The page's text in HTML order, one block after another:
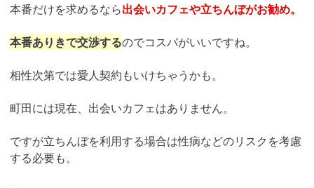
本番だけを求めるなら出会いカフェや立ちんぼがお勧め。
本番ありきで交渉するのでコスパがいいですね。
相性次第では愛人契約もいけちゃうかも。
町田には現在、出会いカフェはありません。
ですが立ちんぼを利用する場合は性病などのリスクを考慮
する必要も。